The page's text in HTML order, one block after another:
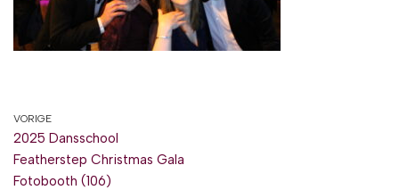
VORIGE
2025 Dansschool
Featherstep Christmas Gala
Fotobooth (106)